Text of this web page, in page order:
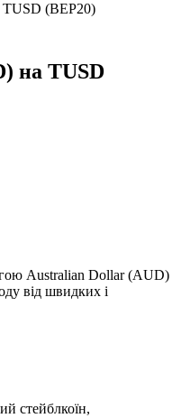
(BEP20)
на TUSD
Australian Dollar (AUD)
від швидких і
стейблкоїн,